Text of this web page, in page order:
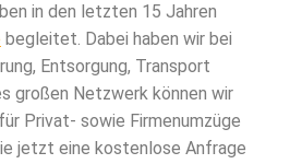
in den letzten 15 Jahren
begleitet. Dabei haben wir bei
Entsorgung, Transport
großen Netzwerk können wir
Privat- sowie Firmenumzüge
jetzt eine kostenlose Anfrage